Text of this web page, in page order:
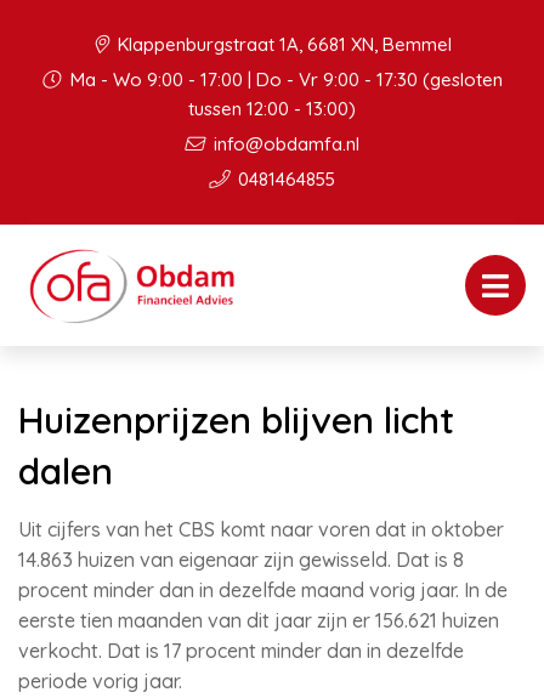
Klappenburgstraat 1A, 6681 XN, Bemmel
Ma - Wo 9:00 - 17:00 | Do - Vr 9:00 - 17:30 (gesloten
tussen 12:00 - 13:00)
info@obdamfa.nl
0481464855
Huizenprijzen blijven licht
dalen
Uit cijfers van het CBS komt naar voren dat in oktober
14.863 huizen van eigenaar zijn gewisseld. Dat is 8
procent minder dan in dezelfde maand vorig jaar. In de
eerste tien maanden van dit jaar zijn er 156.621 huizen
verkocht. Dat is 17 procent minder dan in dezelfde
periode vorig jaar.